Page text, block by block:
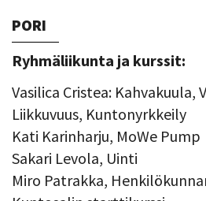
PORI
Ryhmäliikunta ja kurssit:
Vasilica Cristea: Kahvakuula,
Liikkuvuus, Kuntonyrkkeily
Kati Karinharju, MoWe Pump
Sakari Levola, Uinti
Miro Patrakka,